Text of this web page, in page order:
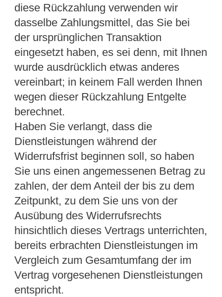
diese Rückzahlung verwenden wir
dasselbe Zahlungsmittel, das Sie bei
der ursprünglichen Transaktion
eingesetzt haben, es sei denn, mit Ihnen
wurde ausdrücklich etwas anderes
vereinbart; in keinem Fall werden Ihnen
wegen dieser Rückzahlung Entgelte
berechnet.
Haben Sie verlangt, dass die
Dienstleistungen während der
Widerrufsfrist beginnen soll, so haben
Sie uns einen angemessenen Betrag zu
zahlen, der dem Anteil der bis zu dem
Zeitpunkt, zu dem Sie uns von der
Ausübung des Widerrufsrechts
hinsichtlich dieses Vertrags unterrichten,
bereits erbrachten Dienstleistungen im
Vergleich zum Gesamtumfang der im
Vertrag vorgesehenen Dienstleistungen
entspricht.